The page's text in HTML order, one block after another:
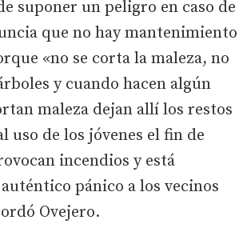
suponer un peligro en caso de
que no hay mantenimiento
«no se corta la maleza, no
y cuando hacen algún
maleza dejan allí los restos
uso de los jóvenes el fin de
incendios y está
pánico a los vecinos
Ovejero.